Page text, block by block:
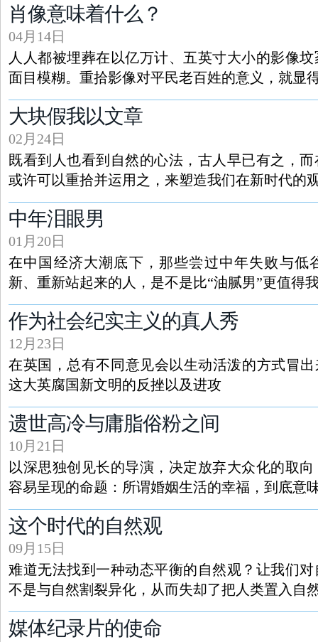
肖像意味着什么？
04月14日
人人都被埋葬在以亿万计、五英寸大小的影像
面目模糊。重拾影像对平民老百姓的意义，就显
大块假我以文章
02月24日
既看到人也看到自然的心法，古人早已有之，
或许可以重拾并运用之，来塑造我们在新时代的
中年泪眼男
01月20日
在中国经济大潮底下，那些尝过中年失败与低
新、重新站起来的人，是不是比“油腻男”更值得
作为社会纪实主义的真人秀
12月23日
在英国，总有不同意见会以生动活泼的方式冒
这大英腐国新文明的反挫以及进攻
遗世高冷与庸脂俗粉之间
10月21日
以深思独创见长的导演，决定放弃大众化的取
容易呈现的命题：所谓婚姻生活的幸福，到底意
这个时代的自然观
09月15日
难道无法找到一种动态平衡的自然观？让我们
不是与自然割裂异化，从而失却了把人类置入自
媒体纪录片的使命